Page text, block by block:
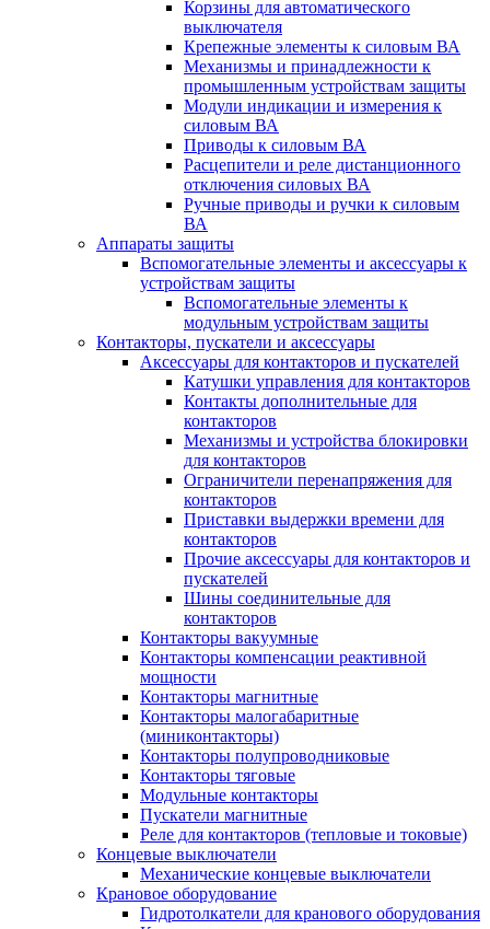
Корзины для автоматического
выключателя
Крепежные элементы к силовым ВА
Механизмы и принадлежности к
промышленным устройствам защиты
Модули индикации и измерения к
силовым ВА
Приводы к силовым ВА
Расцепители и реле дистанционного
отключения силовых ВА
Ручные приводы и ручки к силовым
ВА
Аппараты защиты
Вспомогательные элементы и аксессуары к
устройствам защиты
Вспомогательные элементы к
модульным устройствам защиты
Контакторы, пускатели и аксессуары
Аксессуары для контакторов и пускателей
Катушки управления для контакторов
Контакты дополнительные для
контакторов
Механизмы и устройства блокировки
для контакторов
Ограничители перенапряжения для
контакторов
Приставки выдержки времени для
контакторов
Прочие аксессуары для контакторов и
пускателей
Шины соединительные для
контакторов
Контакторы вакуумные
Контакторы компенсации реактивной
мощности
Контакторы магнитные
Контакторы малогабаритные
(миниконтакторы)
Контакторы полупроводниковые
Контакторы тяговые
Модульные контакторы
Пускатели магнитные
Реле для контакторов (тепловые и токовые)
Концевые выключатели
Механические концевые выключатели
Крановое оборудование
Гидротолкатели для кранового оборудования